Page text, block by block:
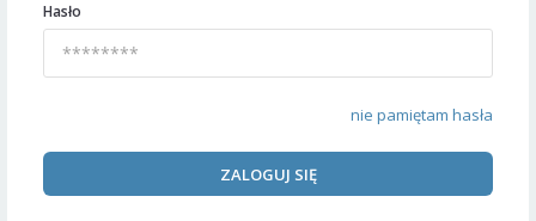
Hasło
nie pamiętam hasła
ZALOGUJ SIĘ